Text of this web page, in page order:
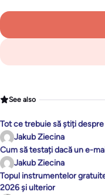
See also
Tot ce trebuie să știți
Jakub Ziecina
Cum să testați dacă un e-
Jakub Ziecina
Topul instrumentelor
2026 și ulterior